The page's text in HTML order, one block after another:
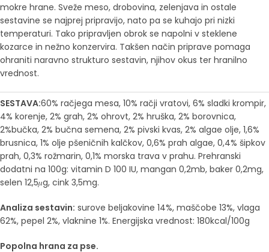
mokre hrane. Sveže meso, drobovina, zelenjava in ostale
sestavine se najprej pripravijo, nato pa se kuhajo pri nizki
temperaturi. Tako pripravljen obrok se napolni v steklene
kozarce in nežno konzervira. Takšen način priprave pomaga
ohraniti naravno strukturo sestavin, njihov okus ter hranilno
vrednost.
SESTAVA:60% račjega mesa, 10% račji vratovi, 6% sladki krompir,
4% korenje, 2% grah, 2% ohrovt, 2% hruška, 2% borovnica,
2%bučka, 2% bučna semena, 2% pivski kvas, 2% algae olje, 1,6%
brusnica, 1% olje pšeničnih kalčkov, 0,6% prah algae, 0,4% šipkov
prah, 0,3% rožmarin, 0,1% morska trava v prahu. Prehranski
dodatni na 100g: vitamin D 100 IU, mangan 0,2mb, baker 0,2mg,
selen 12,5𝜇g, cink 3,5mg.
Analiza sestavin: surove beljakovine 14%, maščobe 13%, vlaga
62%, pepel 2%, vlaknine 1%. Energijska vrednost: 180kcal/100g
Popolna hrana za pse.